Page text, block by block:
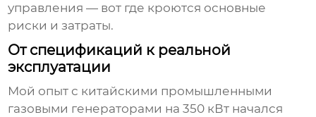
управления — вот где кроются основные
риски и затраты.
От спецификаций к реальной
эксплуатации
Мой опыт с китайскими промышленными
газовыми генераторами на 350 кВт начался